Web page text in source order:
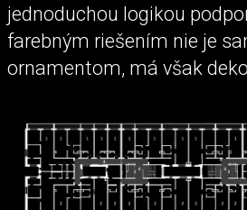
jednoduchou logikou
farebným riešením nie je
ornamentom, má však